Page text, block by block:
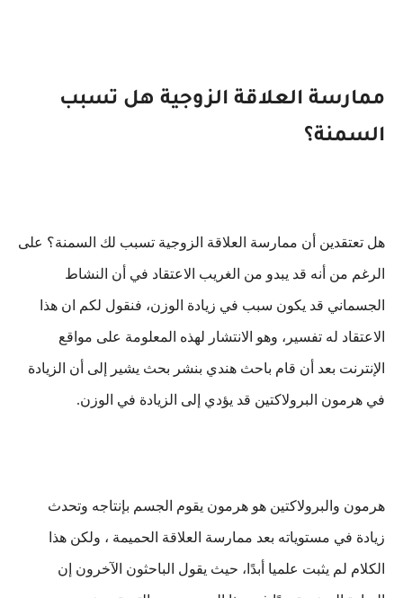
ممارسة العلاقة الزوجية هل تسبب
السمنة؟
هل تعتقدين أن ممارسة العلاقة الزوجية تسبب لك السمنة؟ على
الرغم من أنه قد يبدو من الغريب الاعتقاد في أن النشاط
الجسماني قد يكون سبب في زيادة الوزن، فنقول لكم ان هذا
الاعتقاد له تفسير، وهو الانتشار لهذه المعلومة على مواقع
الإنترنت بعد أن قام باحث هندي بنشر بحث يشير إلى أن الزيادة
في هرمون البرولاكتين قد يؤدي إلى الزيادة في الوزن.
هرمون والبرولاكتين هو هرمون يقوم الجسم بإنتاجه وتحدث
زيادة في مستوياته بعد ممارسة العلاقة الحميمة ، ولكن هذا
الكلام لم يثبت علميا أبدًا، حيث يقول الباحثون الآخرون إن